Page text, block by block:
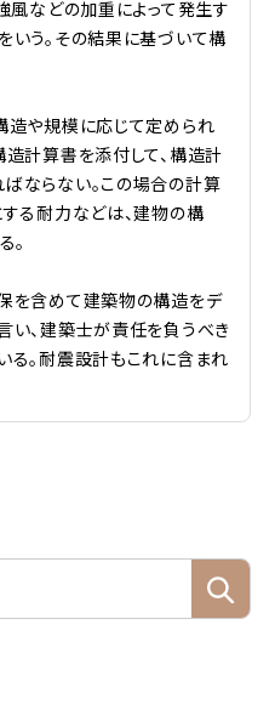
風などの加重によって発生す
いう。その結果に基づいて構
造や規模に応じて定められ
計算書を添付して、構造計
ならない。この場合の計算
る耐力などは、建物の構
。
を含めて建築物の構造をデ
い、建築士が責任を負うべき
る。耐震設計もこれに含まれ